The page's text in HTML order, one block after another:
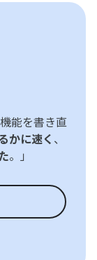
能を書き直
かに速く 、
。」